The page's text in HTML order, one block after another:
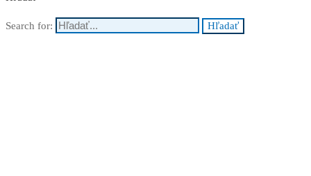
Search for: Hľadať